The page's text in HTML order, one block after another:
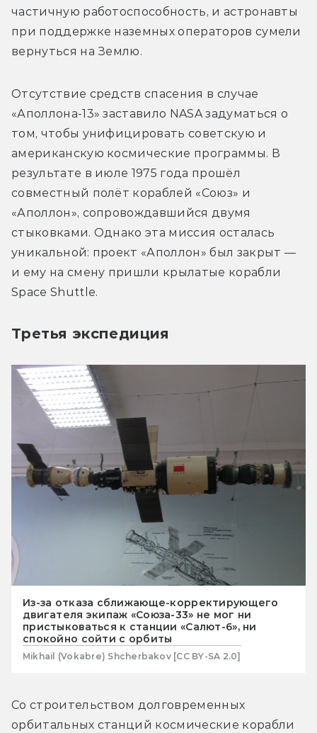
частичную работоспособность, и астронавты
при поддержке наземных операторов сумели
вернуться на Землю.
Отсутствие средств спасения в случае
«Аполлона-13» заставило NASA задуматься о
том, чтобы унифицировать советскую и
американскую космические программы. В
результате в июле 1975 года прошёл
совместный полёт кораблей «Союз» и
«Аполлон», сопровождавшийся двумя
стыковками. Однако эта миссия осталась
уникальной: проект «Аполлон» был закрыт —
и ему на смену пришли крылатые корабли
Space Shuttle.
Третья экспедиция
Из-за отказа сближающе-корректирующего
двигателя экипаж «Союза-33» не мог ни
пристыковаться к станции «Салют-6», ни
спокойно сойти с орбиты
Mikhail (Vokabre) Shcherbakov [CC BY-SA 2.0]
Со строительством долговременных
орбитальных станций космические корабли